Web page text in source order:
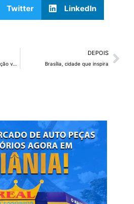
Twitter LinkedIn
DEPOIS
Brasília, cidade que inspira